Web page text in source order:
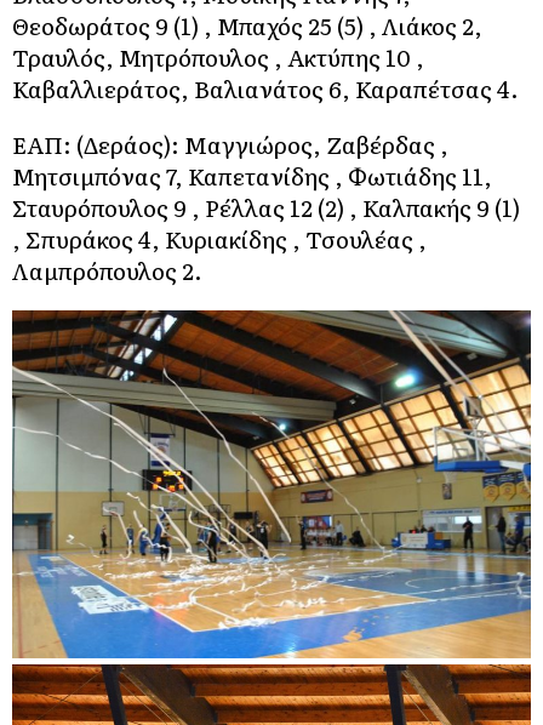
Θεοδωράτος 9 (1) , Μπαχός 25 (5) , Λιάκος 2,
Τραυλός, Μητρόπουλος , Ακτύπης 10 ,
Καβαλλιεράτος, Βαλιανάτος 6, Καραπέτσας 4.
ΕΑΠ: (Δεράος): Μαγγιώρος, Ζαβέρδας ,
Μητσιμπόνας 7, Καπετανίδης , Φωτιάδης 11,
Σταυρόπουλος 9 , Ρέλλας 12 (2) , Καλπακής 9 (1)
, Σπυράκος 4, Κυριακίδης , Τσουλέας ,
Λαμπρόπουλος 2.